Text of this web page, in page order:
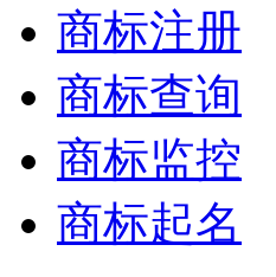
商标注册
商标查询
商标监控
商标起名